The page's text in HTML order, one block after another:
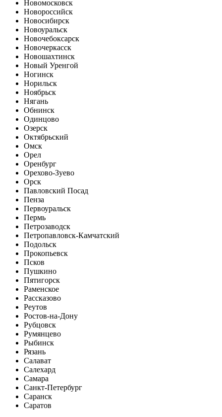
Новомосковск
Новороссийск
Новосибирск
Новоуральск
Новочебоксарск
Новочеркасск
Новошахтинск
Новый Уренгой
Ногинск
Норильск
Ноябрьск
Нягань
Обнинск
Одинцово
Озерск
Октябрьский
Омск
Орел
Оренбург
Орехово-Зуево
Орск
Павловский Посад
Пенза
Первоуральск
Пермь
Петрозаводск
Петропавловск-Камчатский
Подольск
Прокопьевск
Псков
Пушкино
Пятигорск
Раменское
Рассказово
Реутов
Ростов-на-Дону
Рубцовск
Румянцево
Рыбинск
Рязань
Салават
Салехард
Самара
Санкт-Петербург
Саранск
Саратов